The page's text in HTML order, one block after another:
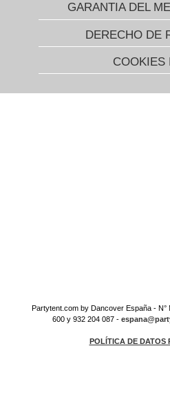
GARANTIA DEL
DERECHO DE
COOKIES
Partytent.com by Dancover España - N°
600 y 932 204 087 -
POLÍTICA DE DATOS